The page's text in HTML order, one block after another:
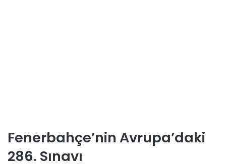
Fenerbahçe’nin Avrupa’daki
286. Sınavı